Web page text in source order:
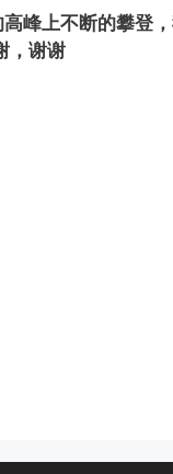
峰上不断的攀登
，谢谢